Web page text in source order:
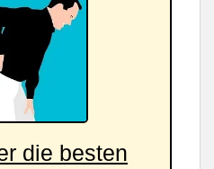
die besten